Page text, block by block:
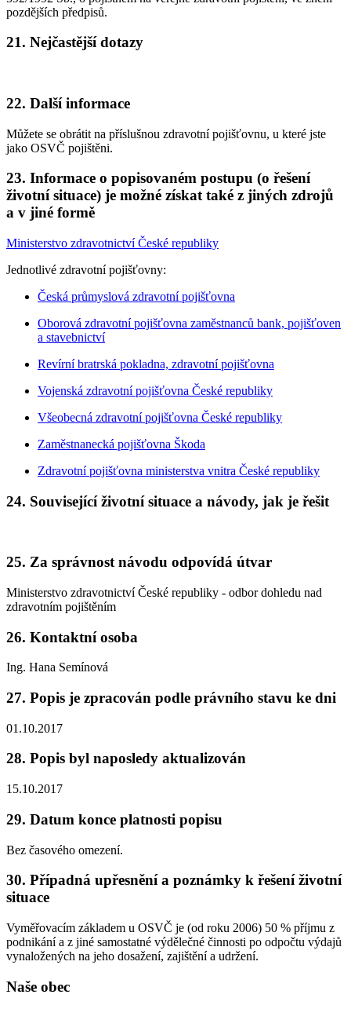
pozdějších předpisů.
21. Nejčastější dotazy
22. Další informace
Můžete se obrátit na příslušnou zdravotní pojišťovnu, u které jste
jako OSVČ pojištěni.
23. Informace o popisovaném postupu (o řešení
životní situace) je možné získat také z jiných zdrojů
a v jiné formě
Ministerstvo zdravotnictví České republiky
Jednotlivé zdravotní pojišťovny:
Česká průmyslová zdravotní pojišťovna
Oborová zdravotní pojišťovna zaměstnanců bank, pojišťoven
a stavebnictví
Revírní bratrská pokladna, zdravotní pojišťovna
Vojenská zdravotní pojišťovna České republiky
Všeobecná zdravotní pojišťovna České republiky
Zaměstnanecká pojišťovna Škoda
Zdravotní pojišťovna ministerstva vnitra České republiky
24. Související životní situace a návody, jak je řešit
25. Za správnost návodu odpovídá útvar
Ministerstvo zdravotnictví České republiky - odbor dohledu nad
zdravotním pojištěním
26. Kontaktní osoba
Ing. Hana Semínová
27. Popis je zpracován podle právního stavu ke dni
01.10.2017
28. Popis byl naposledy aktualizován
15.10.2017
29. Datum konce platnosti popisu
Bez časového omezení.
30. Případná upřesnění a poznámky k řešení životní
situace
Vyměřovacím základem u OSVČ je (od roku 2006) 50 % příjmu z
podnikání a z jiné samostatné výdělečné činnosti po odpočtu výdajů
vynaložených na jeho dosažení, zajištění a udržení.
Naše obec